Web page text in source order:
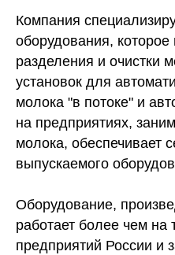
Компания
оборудования, которое
разделения и очистки
установок для
молока "в потоке" и
на предприятиях,
молока, обеспечивает
выпускаемого
Оборудование,
работает более чем на
предприятий России и